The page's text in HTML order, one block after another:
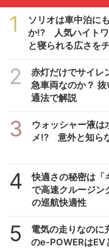
1
ソリオは車中泊に
か!? 人気ハイトワ
と寝られる広さを
2
赤灯だけでサイレ
急車両なのか？
通法で解説
3
ウォッシャー液は
メ!? 意外と知ら
4
快適さの秘密は
で高速クルージン
の巡航快適性
5
電気の走りなの
のe-POWERはEV